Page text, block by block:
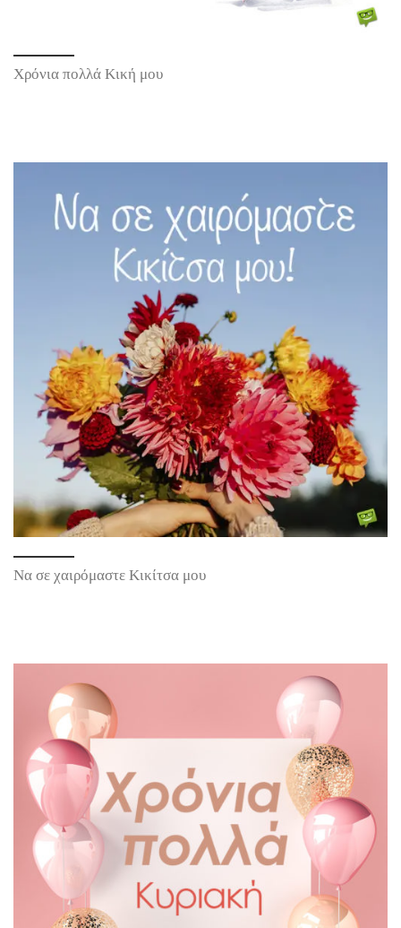
Χρόνια πολλά Κική μου
Να σε χαιρόμαστε Κικίτσα μου